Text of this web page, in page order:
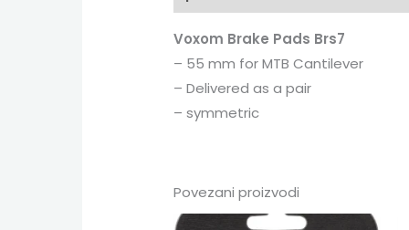
Voxom Brake Pads Brs7
– 55 mm for MTB Cantilever
– Delivered as a pair
– symmetric
Povezani proizvodi